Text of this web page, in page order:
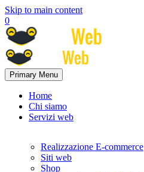
Skip to main content
0
Primary Menu
Home
Chi siamo
Servizi web
Realizzazione E-commerce
Siti web
Shop